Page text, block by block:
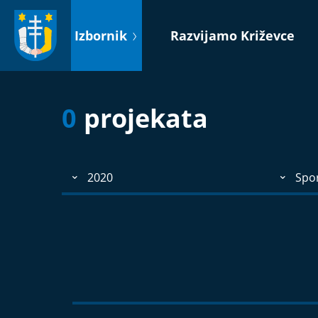
sadržaj
Izbornik Razvijamo Križevce
0 projekata
2020